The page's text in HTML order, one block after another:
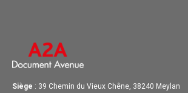
Siège : 39 Chemin du Vieux Chêne, 38240 Meylan